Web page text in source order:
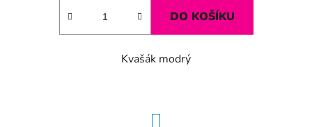
DO KOŠÍKU
Kvašák modrý
S